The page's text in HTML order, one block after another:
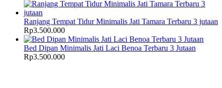
Ranjang Tempat Tidur Minimalis Jati Tamara Terbaru 3 jutaan
Rp3.500.000
Bed Dipan Minimalis Jati Laci Benoa Terbaru 3 Jutaan
Rp3.500.000